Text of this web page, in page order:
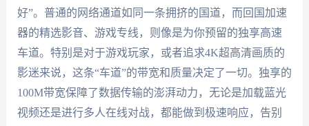
好”。普通的网络通道如同一条拥挤的国道，而回国加速
器的精选影音、游戏专线，则像是为你预留的独享高速
车道。特别是对于游戏玩家，或者追求4K超高清画质的
影迷来说，这条“车道”的带宽和质量决定了一切。独享的
100M带宽保障了数据传输的澎湃动力，无论是加载蓝光
视频还是进行多人在线对战，都能做到极速响应，告别